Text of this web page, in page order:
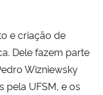
e criação de
Dele fazem parte
Wizniewsky
pela UFSM, e os